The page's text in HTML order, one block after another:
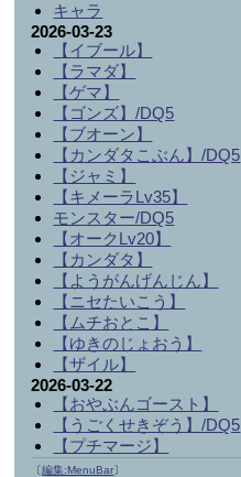
キャラ
2026-03-23
【イブール】
【ラマダ】
【ゲマ】
【ゴンズ】/DQ5
【ブオーン】
【カンダタこぶん】/DQ5
【ジャミ】
【キメーラLv35】
モンスター/DQ5
【オークLv20】
【カンダタ】
【ようがんげんじん】
【ニセたいこう】
【ムチおとこ】
【ゆきのじょおう】
【ザイル】
2026-03-22
【おやぶんゴースト】
【うごくせきぞう】/DQ5
【プチマージ】
〔編集:MenuBar〕